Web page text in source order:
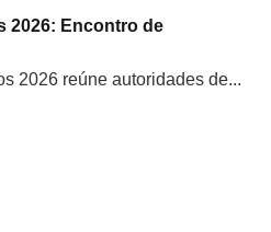
2026: Encontro de
2026 reúne autoridades de...